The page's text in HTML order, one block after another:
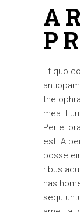
Et quo
the
mea.
Per ei
est. A
posse
ribus
has
sequ